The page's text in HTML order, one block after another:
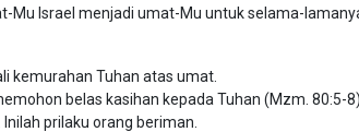
Mu Israel menjadi umat-Mu untuk selama-
kemurahan Tuhan atas umat.
belas kasihan kepada Tuhan (Mzm. 80:5-
prilaku orang beriman.